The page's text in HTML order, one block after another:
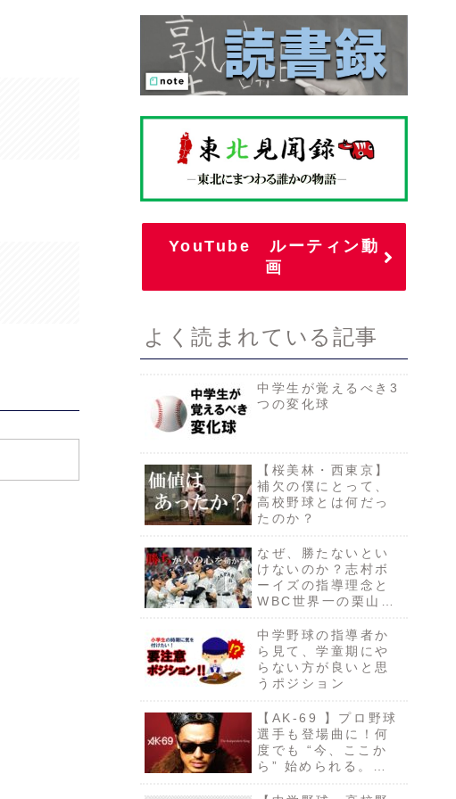
YouTube ルーティン動
画
よく読まれている記事
中学生が覚えるべき3
つの変化球
【桜美林・西東京】
補欠の僕にとって、
高校野球とは何だっ
たのか？
なぜ、勝たないとい
けないのか？志村ボ
ーイズの指導理念と
WBC世界一の栗山監
る。
中学野球の指導者か
ら見て、学童期にや
らない方が良いと思
うポジション
【AK-69 】プロ野球
選手も登場曲に！何
度でも “今、ここか
ら” 始められる。